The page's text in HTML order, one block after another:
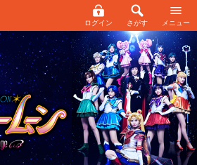
ログイン さがす メニュー